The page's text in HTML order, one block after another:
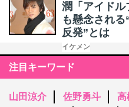
潤「アイドル
も懸念され
反発”とは
イケメン
注目キーワード
山田涼介 佐野勇斗 高